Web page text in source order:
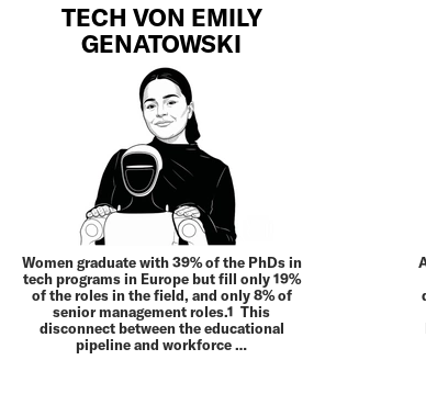
TECH VON EMILY
GENATOWSKI
Women graduate with 39% of the PhDs in
tech programs in Europe but fill only 19%
of the roles in the field, and only 8% of
senior management roles.1 This
disconnect between the educational
pipeline and workforce …